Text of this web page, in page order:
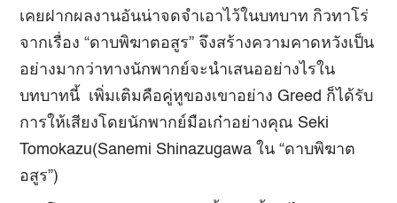
เคยฝากผลงานอันน่าจดจำเอาไว้ในบทบาท กิวทาโร่
จากเรื่อง “ดาบพิฆาตอสูร” จึงสร้างความคาดหวังเป็น
อย่างมากว่าทางนักพากย์จะนำเสนออย่างไรใน
บทบาทนี้ เพิ่มเติมคือคู่หูของเขาอย่าง Greed ก็ได้รับ
การให้เสียงโดยนักพากย์มือเก๋าอย่างคุณ Seki
Tomokazu(Sanemi Shinazugawa ใน “ดาบพิฆาต
อสูร”)